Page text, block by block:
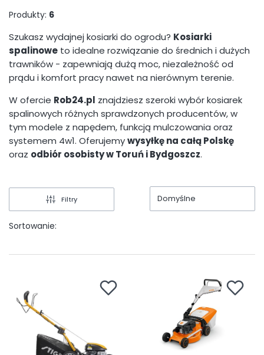
Produkty: 6
Szukasz wydajnej kosiarki do ogrodu? Kosiarki
spalinowe to idealne rozwiązanie do średnich i dużych
trawników - zapewniają dużą moc, niezależność od
prądu i komfort pracy nawet na nierównym terenie.
W ofercie Rob24.pl znajdziesz szeroki wybór kosiarek
spalinowych różnych sprawdzonych producentów, w
tym modele z napędem, funkcją mulczowania oraz
systemem 4w1. Oferujemywysyłkę na całą Polskę
oraz odbiór osobisty wToruńiBydgoszcz.
Filtry
Sortowanie:
Domyślne